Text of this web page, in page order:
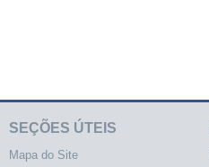
SEÇÕES ÚTEIS
Mapa do Site